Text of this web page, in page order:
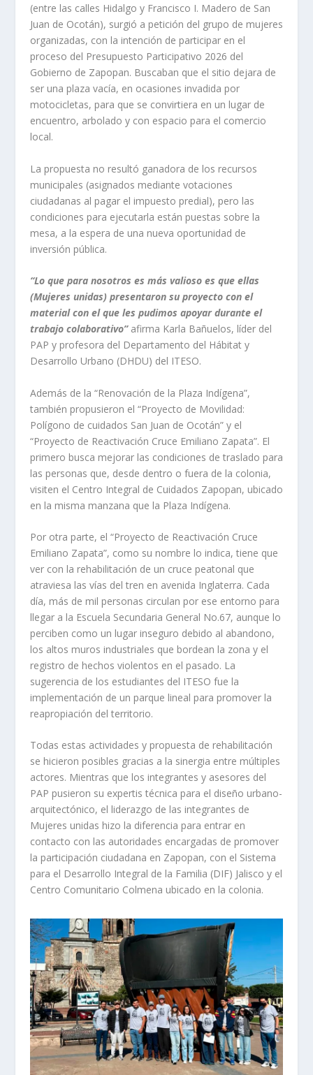
(entre las calles Hidalgo y Francisco I. Madero de San
Juan de Ocotán), surgió a petición del grupo de mujeres
organizadas, con la intención de participar en el
proceso del Presupuesto Participativo 2026 del
Gobierno de Zapopan. Buscaban que el sitio dejara de
ser una plaza vacía, en ocasiones invadida por
motocicletas, para que se convirtiera en un lugar de
encuentro, arbolado y con espacio para el comercio
local.
La propuesta no resultó ganadora de los recursos
municipales (asignados mediante votaciones
ciudadanas al pagar el impuesto predial), pero las
condiciones para ejecutarla están puestas sobre la
mesa, a la espera de una nueva oportunidad de
inversión pública.
“Lo que para nosotros es más valioso es que ellas
(Mujeres unidas) presentaron su proyecto con el
material con el que les pudimos apoyar durante el
trabajo colaborativo”afirma Karla Bañuelos, líder del
PAP y profesora del Departamento del Hábitat y
Desarrollo Urbano (DHDU) del ITESO.
Además de la “Renovación de la Plaza Indígena”,
también propusieron el “Proyecto de Movilidad:
Polígono de cuidados San Juan de Ocotán” y el
“Proyecto de Reactivación Cruce Emiliano Zapata”. El
primero busca mejorar las condiciones de traslado para
las personas que, desde dentro o fuera de la colonia,
visiten el Centro Integral de Cuidados Zapopan, ubicado
en la misma manzana que la Plaza Indígena.
Por otra parte, el “Proyecto de Reactivación Cruce
Emiliano Zapata”, como su nombre lo indica, tiene que
ver con la rehabilitación de un cruce peatonal que
atraviesa las vías del tren en avenida Inglaterra. Cada
día, más de mil personas circulan por ese entorno para
llegar a la Escuela Secundaria General No.67, aunque lo
perciben como un lugar inseguro debido al abandono,
los altos muros industriales que bordean la zona y el
registro de hechos violentos en el pasado. La
sugerencia de los estudiantes del ITESO fue la
implementación de un parque lineal para promover la
reapropiación del territorio.
Todas estas actividades y propuesta de rehabilitación
se hicieron posibles gracias a la sinergia entre múltiples
actores. Mientras que los integrantes y asesores del
PAP pusieron su expertis técnica para el diseño urbano-
arquitectónico, el liderazgo de las integrantes de
Mujeres unidas hizo la diferencia para entrar en
contacto con las autoridades encargadas de promover
la participación ciudadana en Zapopan, con el Sistema
para el Desarrollo Integral de la Familia (DIF) Jalisco y el
Centro Comunitario Colmena ubicado en la colonia.